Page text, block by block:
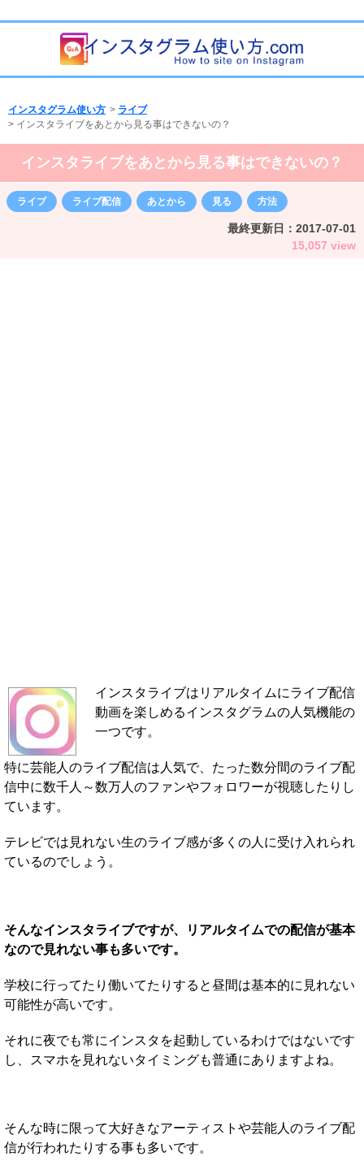
インスタグラム使い方 > ライブ
> インスタライブをあとから見る事はできないの？
インスタライブをあとから見る事はできないの？
ライブ ライブ配信 あとから 見る 方法
最終更新日： 2017-07-01
15,057 view
インスタライブはリアルタイムにライブ配信
動画を楽しめるインスタグラムの人気機能の
一つです。
特に芸能人のライブ配信は人気で、たった数分間のライブ配
信中に数千人～数万人のファンやフォロワーが視聴したりし
ています。
テレビでは見れない生のライブ感が多くの人に受け入れられ
ているのでしょう。
そんなインスタライブですが、リアルタイムでの配信が基本
なので見れない事も多いです。
学校に行ってたり働いてたりすると昼間は基本的に見れない
可能性が高いです。
それに夜でも常にインスタを起動しているわけではないです
し、スマホを見れないタイミングも普通にありますよね。
そんな時に限って大好きなアーティストや芸能人のライブ配
信が行われたりする事も多いです。